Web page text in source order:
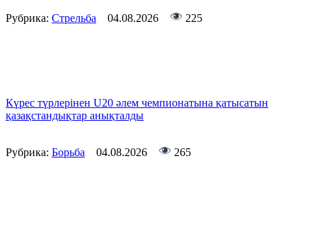
Рубрика: Стрельба 04.08.2026 225
Күрес түрлерінен U20 әлем чемпионатына қатысатын
қазақстандықтар анықталды
Рубрика: Борьба 04.08.2026 265